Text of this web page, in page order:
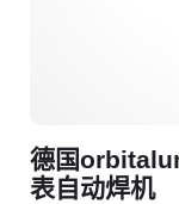
德国
表自动焊机